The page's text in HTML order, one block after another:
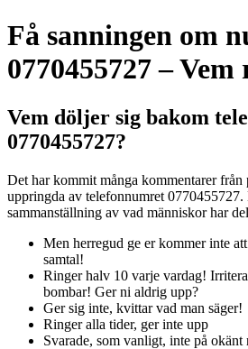
Få sanningen om
0770455727 –
Vem döljer sig bakom
0770455727?
Det har kommit många kommentarer från
uppringda av telefonnumret 0770455727.
sammanställning av vad människor har
Men herregud ge er kommer inte
samtal!
Ringer halv 10 varje vardag!
bombar! Ger ni aldrig upp?
Ger sig inte, kvittar vad man säger!
Ringer alla tider, ger inte upp
Svarade, som vanligt, inte på okänt